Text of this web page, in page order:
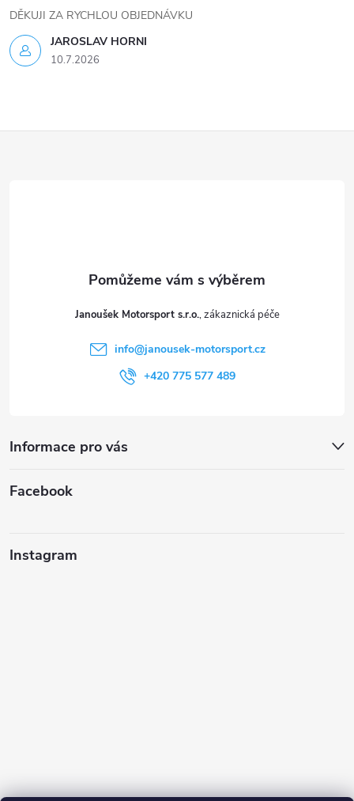
JAROSLAV HORNI
10.7.2026
DĚKUJI ZA RYCHLOU OBJEDNÁVKU
Janoušek Motorsport s.r.o.
info@janousek-motorsport.cz
+420 775 577 489
Informace pro vás
Facebook
Instagram